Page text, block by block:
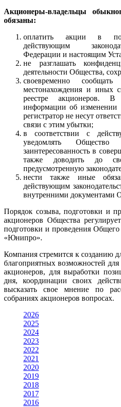
Акционеры-владельцы
обязаны:
оплатить акции в
действующим
Федерации и настоящим
не разглашать
деятельности Общества,
своевременно
местонахождения и иных
реестре акционеров. В
информации об
регистратор не несут
связи с этим убытки;
в соответствии с
уведомлять
заинтересованность в
также доводить до
предусмотренную
нести также иные
действующим
внутренними документами
Порядок созыва, подготовки и
акционеров Общества
подготовки и проведения
«Юнипро».
Компания стремится к созданию
благоприятных возможностей
акционеров, для выработки
дня, координации своих
высказать свое мнение по
собраниях акционеров вопросах.
2026
2025
2024
2023
2022
2021
2020
2019
2018
2017
2016